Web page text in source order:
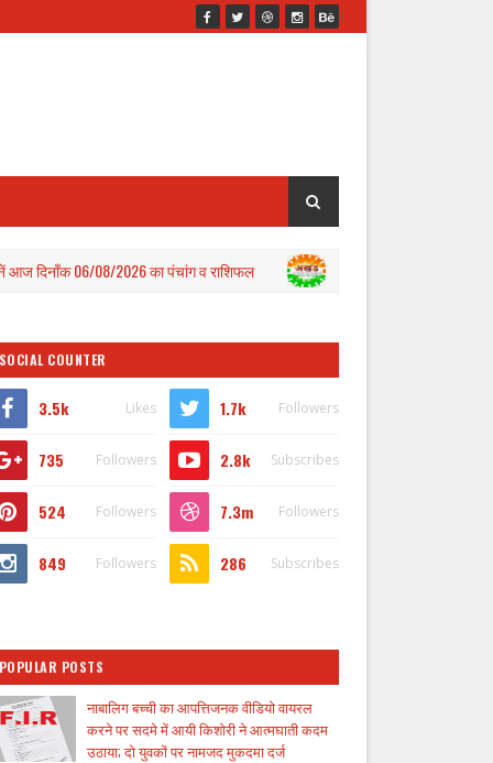
2026 का पंचांग व राशिफल BALLIA कमीशन बढ़ाने की मांग को लेकर
SOCIAL COUNTER
3.5k Likes 1.7k Followers
735 Followers 2.8k Subscribes
524 Followers 7.3m Followers
849 Followers 286 Subscribes
POPULAR POSTS
नाबालिग बच्ची का आपत्तिजनक वीडियो वायरल
करने पर सदमे में आयी किशोरी ने आत्मघाती कदम
उठाया; दो युवकों पर नामजद मुकदमा दर्ज